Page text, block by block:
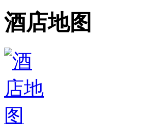
酒店地图